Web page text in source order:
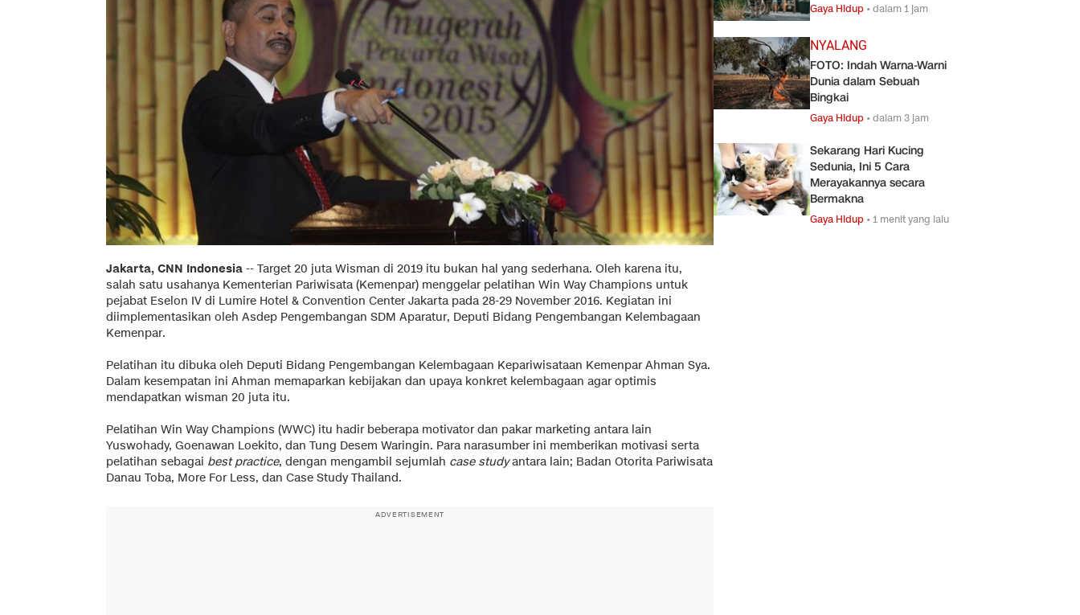
Jakarta, CNN Indonesia -- Target 20 juta Wisman di 2019 itu bukan hal yang sederhana. Oleh karena itu,
salah satu usahanya Kementerian Pariwisata (Kemenpar) menggelar pelatihan Win Way Champions untuk
pejabat Eselon IV di Lumire Hotel & Convention Center Jakarta pada 28-29 November 2016. Kegiatan ini
diimplementasikan oleh Asdep Pengembangan SDM Aparatur, Deputi Bidang Pengembangan Kelembagaan
Kemenpar.
Pelatihan itu dibuka oleh Deputi Bidang Pengembangan Kelembagaan Kepariwisataan Kemenpar Ahman Sya.
Dalam kesempatan ini Ahman memaparkan kebijakan dan upaya konkret kelembagaan agar optimis
mendapatkan wisman 20 juta itu.
Pelatihan Win Way Champions (WWC) itu hadir beberapa motivator dan pakar marketing antara lain
Yuswohady, Goenawan Loekito, dan Tung Desem Waringin. Para narasumber ini memberikan motivasi serta
pelatihan sebagai best practice, dengan mengambil sejumlah case studyantara lain; Badan Otorita Pariwisata
Danau Toba, More For Less, dan Case Study Thailand.
ADVERTISEMENT
Gaya Hidup •dalam 1 jam
NYALANG
FOTO: Indah Warna-Warni
Dunia dalam Sebuah
Bingkai
Gaya Hidup •dalam 3 jam
Sekarang Hari Kucing
Sedunia, Ini 5 Cara
Merayakannya secara
Bermakna
Gaya Hidup •1 menit yang lalu